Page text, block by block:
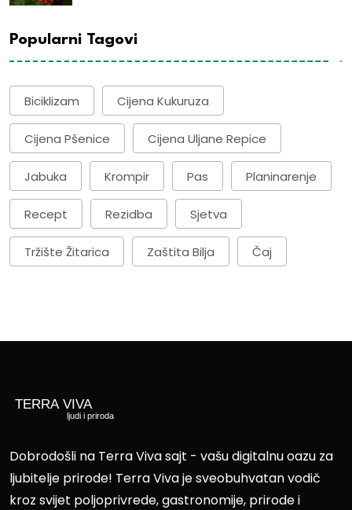
Popularni Tagovi
Biciklizam Cijena Kukuruza
Cijena Pšenice Cijena Uljane Repice
Jabuka Krompir Pas Planinarenje
Recept Rezidba Sjetva
Tržište Žitarica Zaštita Bilja Čaj
Dobrodošli na Terra Viva sajt - vašu digitalnu oazu za
ljubitelje prirode! Terra Viva je sveobuhvatan vodič
kroz svijet poljoprivrede, gastronomije, prirode i